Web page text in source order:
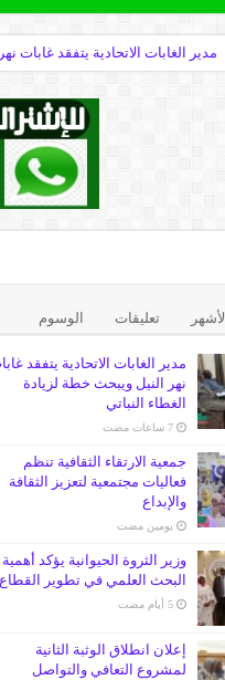
مدير الغابات الاتحادية يتفقد غابات
الأشهر تعليقات الوسوم
مدير الغابات الاتحادية يتفقد
نهر النيل ويبحث خطة لزيادة
الغطاء النباتي
‏7 ساعات مضت
جمعية الارتقاء الثقافية تنظم
فعاليات مجتمعية لتعزيز الثقافة
والإبداع
‏يومين مضت
وزير الثروة الحيوانية يؤكد أهمية
البحث العلمي في تطوير القطاع
‏5 أيام مضت
إعلان انطلاق الوثبة الثانية
لمشروع التعافي والتواصل